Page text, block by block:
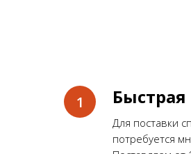
Быстрая
Для поставки
потребуется